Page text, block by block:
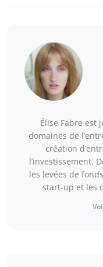
Élise Fabre est
domaines de
création
l’investissement.
les levées de
start-up et les